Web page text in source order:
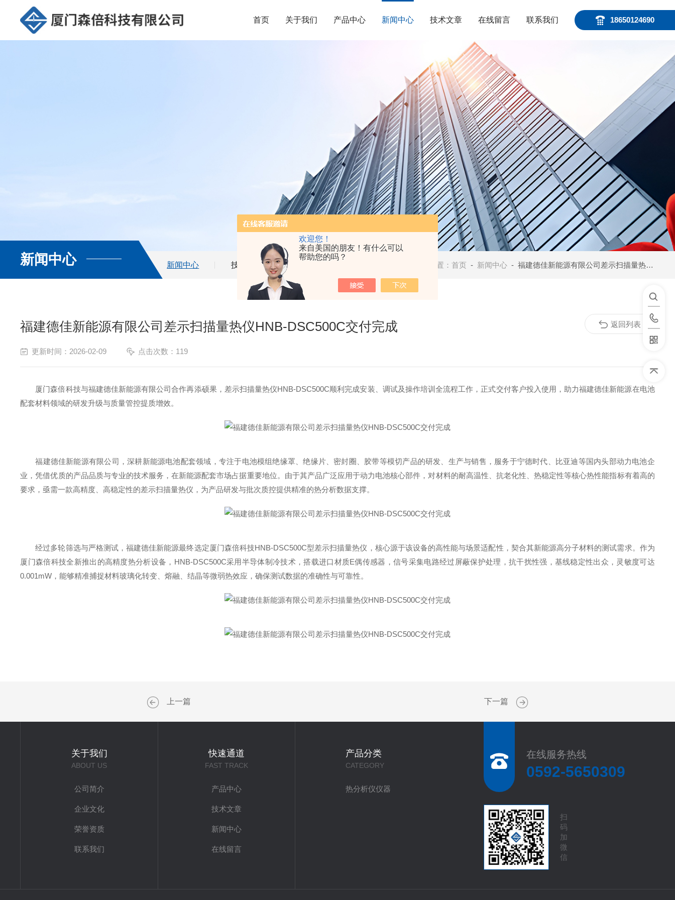
欢迎您！
来自美国的朋友！有什么可以
帮助您的吗？
18650124690
首页 关于我们 产品中心 新闻中心 技术文章 在线留言 联系我们
新闻中心 新闻中心 技术文章 当前位置：首页 - 新闻中心 - 福建德佳新能源有限公司差示扫描量热仪HNB-DSC500C交付完成
福建德佳新能源有限公司差示扫描量热仪HNB-DSC500C交付完成
更新时间：2026-02-09 点击次数：119
厦门森倍科技与福建德佳新能源有限公司合作再添硕果，差示扫描量热仪HNB-DSC500C顺利完成安装、调试及操作培训全流程工作，正式交付客户投入使用，助力福建德佳新能源在电池
配套材料领域的研发升级与质量管控提质增效。
福建德佳新能源有限公司，深耕新能源电池配套领域，专注于电池模组绝缘罩、绝缘片、密封圈、胶带等模切产品的研发、生产与销售，服务于宁德时代、比亚迪等国内头部动力电池企
业，凭借优质的产品品质与专业的技术服务，在新能源配套市场占据重要地位。由于其产品广泛应用于动力电池核心部件，对材料的耐高温性、抗老化性、热稳定性等核心热性能指标有着高的
要求，亟需一款高精度、高稳定性的差示扫描量热仪，为产品研发与批次质控提供精准的热分析数据支撑。
经过多轮筛选与严格测试，福建德佳新能源最终选定厦门森倍科技HNB-DSC500C型差示扫描量热仪，核心源于该设备的高性能与场景适配性，契合其新能源高分子材料的测试需求。作为
厦门森倍科技全新推出的高精度热分析设备，HNB-DSC500C采用半导体制冷技术，搭载进口材质E偶传感器，信号采集电路经过屏蔽保护处理，抗干扰性强，基线稳定性出众，灵敏度可达
0.001mW，能够精准捕捉材料玻璃化转变、熔融、结晶等微弱热效应，确保测试数据的准确性与可靠性。
返回列表
上一篇 下一篇
关于我们
ABOUT US
公司简介
企业文化
荣誉资质
联系我们
快速通道
FAST TRACK
产品中心
技术文章
新闻中心
在线留言
产品分类
CATEGORY
热分析仪仪器
在线服务热线
0592-5650309
扫
码
加
微
信